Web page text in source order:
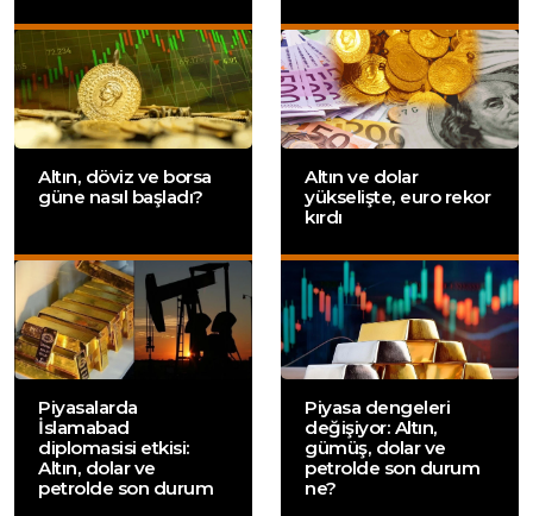
Altın, döviz ve borsa
güne nasıl başladı?
Altın ve dolar
yükselişte, euro rekor
kırdı
Piyasalarda
İslamabad
diplomasisi etkisi:
Altın, dolar ve
petrolde son durum
Piyasa dengeleri
değişiyor: Altın,
gümüş, dolar ve
petrolde son durum
ne?